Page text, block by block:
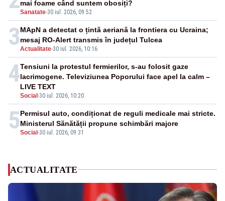
Sanatate-30 iul. 2026, 09:52
mai foame când suntem obosiți?
3Actualitate-30 iul. 2026, 10:16
MApN a detectat o țintă aeriană la frontiera cu Ucraina;
mesaj RO-Alert transmis în județul Tulcea
4
Social-30 iul. 2026, 10:20
Tensiuni la protestul fermierilor, s-au folosit gaze
lacrimogene. Televiziunea Poporului face apel la calm –
LIVE TEXT
5Social-30 iul. 2026, 09:31
Permisul auto, condiționat de reguli medicale mai stricte.
Ministerul Sănătății propune schimbări majore
ACTUALITATE